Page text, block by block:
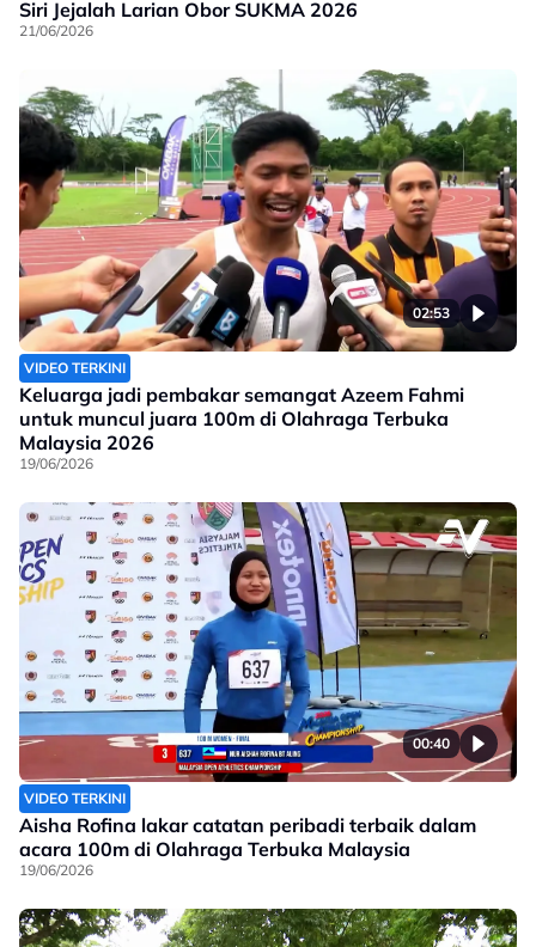
Siri Jejalah Larian Obor SUKMA 2026
21/06/2026
02:53
VIDEO TERKINI
Keluarga jadi pembakar semangat Azeem Fahmi
untuk muncul juara 100m di Olahraga Terbuka
Malaysia 2026
19/06/2026
00:40
VIDEO TERKINI
Aisha Rofina lakar catatan peribadi terbaik dalam
acara 100m di Olahraga Terbuka Malaysia
19/06/2026